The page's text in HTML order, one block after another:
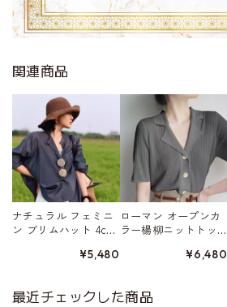
関連商品
ナチュラル フェミニ
ン ブリムハット 4col
¥5,480
ローマン オープンカ
ラー楊柳ニットトッ
¥6,480
最近チェックした商品